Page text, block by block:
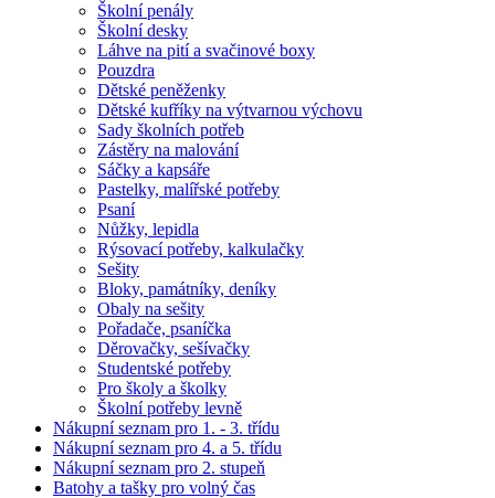
Školní penály
Školní desky
Láhve na pití a svačinové boxy
Pouzdra
Dětské peněženky
Dětské kufříky na výtvarnou výchovu
Sady školních potřeb
Zástěry na malování
Sáčky a kapsáře
Pastelky, malířské potřeby
Psaní
Nůžky, lepidla
Rýsovací potřeby, kalkulačky
Sešity
Bloky, památníky, deníky
Obaly na sešity
Pořadače, psaníčka
Děrovačky, sešívačky
Studentské potřeby
Pro školy a školky
Školní potřeby levně
Nákupní seznam pro 1. - 3. třídu
Nákupní seznam pro 4. a 5. třídu
Nákupní seznam pro 2. stupeň
Batohy a tašky pro volný čas